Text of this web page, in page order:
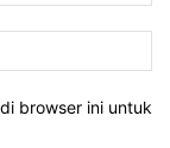
browser ini untuk